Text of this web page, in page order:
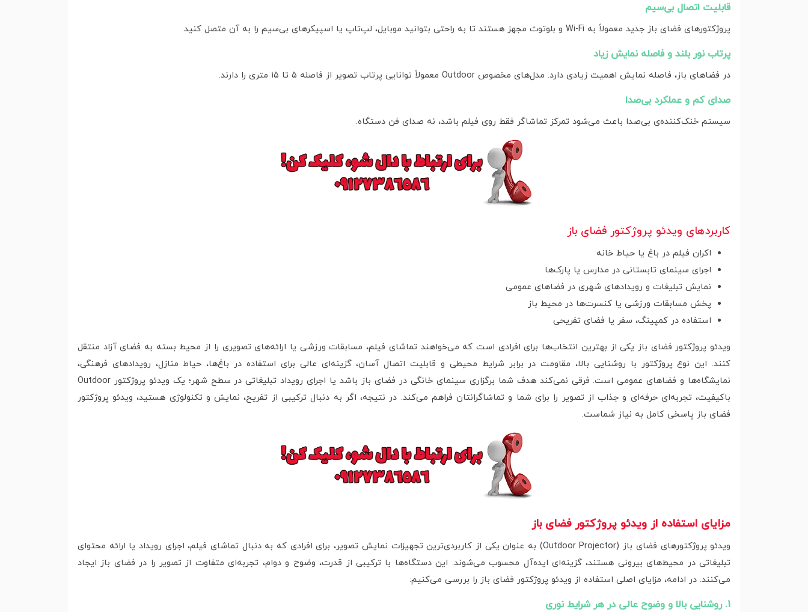
قابلیت اتصال بی‌سیم
پروژکتورهای فضای باز جدید معمولاً به Wi-Fi و بلوتوث مجهز هستند تا به راحتی بتوانید موبایل، لپ‌تاپ یا اسپیکرهای بی‌سیم را به آن متصل کنید.
پرتاب نور بلند و فاصله نمایش زیاد
در فضاهای باز، فاصله نمایش اهمیت زیادی دارد. مدل‌های مخصوص Outdoor معمولاً توانایی پرتاب تصویر از فاصله ۵ تا ۱۵ متری را دارند.
صدای کم و عملکرد بی‌صدا
سیستم خنک‌کننده‌ی بی‌صدا باعث می‌شود تمرکز تماشاگر فقط روی فیلم باشد، نه صدای فن دستگاه.
کاربردهای ویدئو پروژکتور فضای باز
اکران فیلم در باغ یا حیاط خانه
اجرای سینمای تابستانی در مدارس یا پارک‌ها
نمایش تبلیغات و رویدادهای شهری در فضاهای عمومی
پخش مسابقات ورزشی یا کنسرت‌ها در محیط باز
استفاده در کمپینگ، سفر یا فضای تفریحی
ویدئو پروژکتور فضای باز یکی از بهترین انتخاب‌ها برای افرادی است که می‌خواهند تماشای فیلم، مسابقات ورزشی یا ارائه‌های تصویری را از محیط بسته به فضای آزاد منتقل
کنند. این نوع پروژکتور با روشنایی بالا، مقاومت در برابر شرایط محیطی و قابلیت اتصال آسان، گزینه‌ای عالی برای استفاده در باغ‌ها، حیاط منازل، رویدادهای فرهنگی،
نمایشگاه‌ها و فضاهای عمومی است. فرقی نمی‌کند هدف شما برگزاری سینمای خانگی در فضای باز باشد یا اجرای رویداد تبلیغاتی در سطح شهر؛ یک ویدئو پروژکتور Outdoor
باکیفیت، تجربه‌ای حرفه‌ای و جذاب از تصویر را برای شما و تماشاگرانتان فراهم می‌کند. در نتیجه، اگر به دنبال ترکیبی از تفریح، نمایش و تکنولوژی هستید، ویدئو پروژکتور
فضای باز پاسخی کامل به نیاز شماست.
مزایای استفاده از ویدئو پروژکتور فضای باز
ویدئو پروژکتورهای فضای باز (Outdoor Projector) به‌ عنوان یکی از کاربردی‌ترین تجهیزات نمایش تصویر، برای افرادی که به دنبال تماشای فیلم، اجرای رویداد یا ارائه محتوای
تبلیغاتی در محیط‌های بیرونی هستند، گزینه‌ای ایده‌آل محسوب می‌شوند. این دستگاه‌ها با ترکیبی از قدرت، وضوح و دوام، تجربه‌ای متفاوت از تصویر را در فضای باز ایجاد
می‌کنند. در ادامه، مزایای اصلی استفاده از ویدئو پروژکتور فضای باز را بررسی می‌کنیم:
1. روشنایی بالا و وضوح عالی در هر شرایط نوری